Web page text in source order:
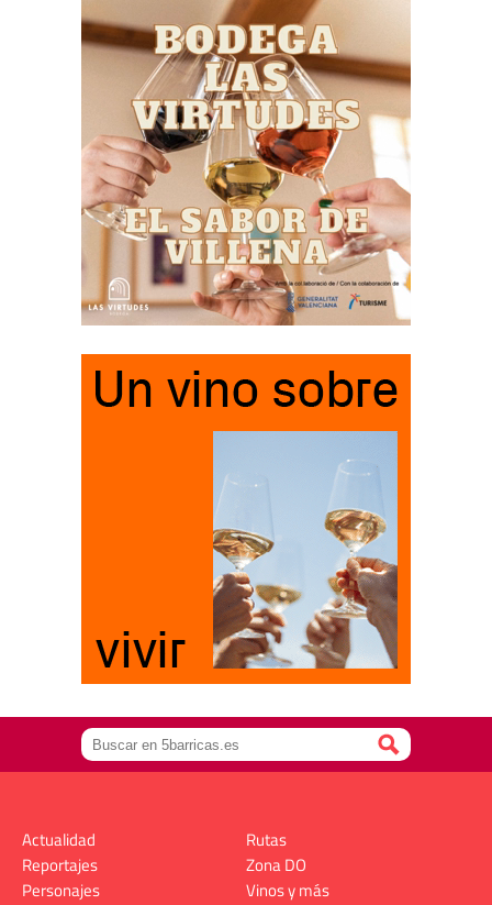
Actualidad
Reportajes
Personajes
Rutas
Zona DO
Vinos y más